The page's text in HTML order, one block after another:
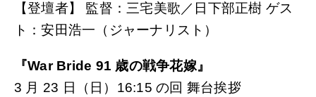
【登壇者】 監督：三宅美歌／日下部正樹 ゲス
ト：安田浩一（ジャーナリスト）
『War Bride 91 歳の戦争花嫁』
3 月 23 日（日）16:15 の回 舞台挨拶